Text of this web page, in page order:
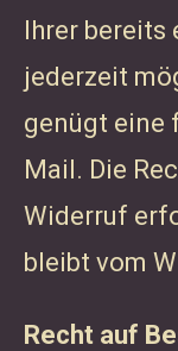
Ihrer
jederzeit
genügt eine
Mail. Die
Widerruf
bleibt vom
Recht auf